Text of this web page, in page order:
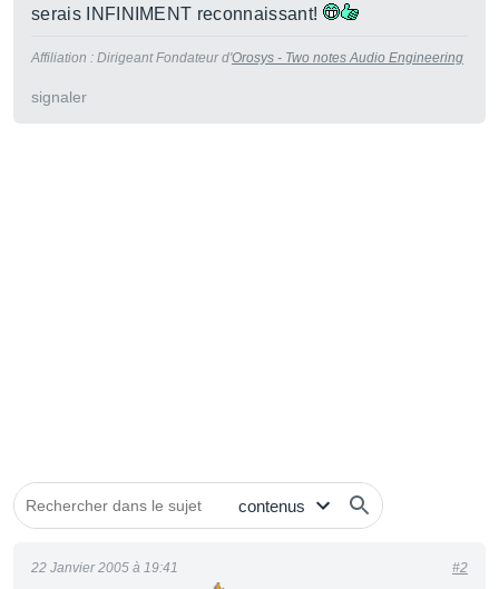
serais INFINIMENT reconnaissant!
Affiliation : Dirigeant Fondateur d'Orosys - Two notes Audio Engineering
signaler
22 Janvier 2005 à 19:41 #2